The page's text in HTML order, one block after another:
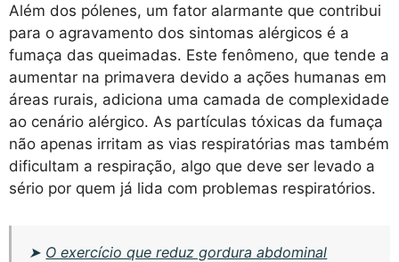
Além dos pólenes, um fator alarmante que contribui
para o agravamento dos sintomas alérgicos é a
fumaça das queimadas. Este fenômeno, que tende a
aumentar na primavera devido a ações humanas em
áreas rurais, adiciona uma camada de complexidade
ao cenário alérgico. As partículas tóxicas da fumaça
não apenas irritam as vias respiratórias mas também
dificultam a respiração, algo que deve ser levado a
sério por quem já lida com problemas respiratórios.
➤ O exercício que reduz gordura abdominal